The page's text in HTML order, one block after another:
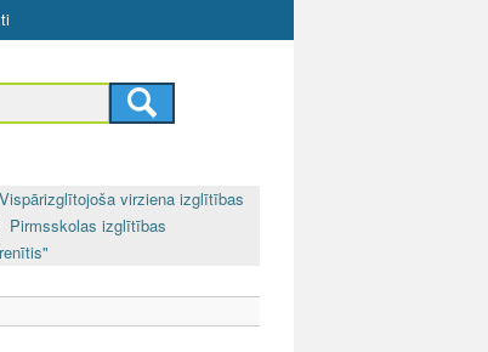
Vispārizglītojoša virziena izglītības
Pirmsskolas izglītības